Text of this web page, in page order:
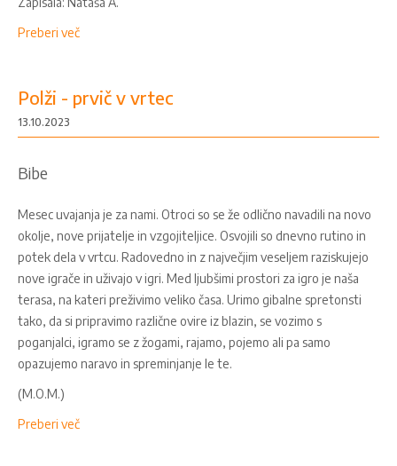
Preberi več
Polži - prvič v vrtec
13.10.2023
Bibe
Mesec uvajanja je za nami. Otroci so se že odlično navadili na novo
okolje, nove prijatelje in vzgojiteljice. Osvojili so dnevno rutino in
potek dela v vrtcu. Radovedno in z največjim veseljem raziskujejo
nove igrače in uživajo v igri. Med ljubšimi prostori za igro je naša
terasa, na kateri preživimo veliko časa. Urimo gibalne spretonsti
tako, da si pripravimo različne ovire iz blazin, se vozimo s
poganjalci, igramo se z žogami, rajamo, pojemo ali pa samo
opazujemo naravo in spreminjanje le te.
(M.O.M.)
Preberi več